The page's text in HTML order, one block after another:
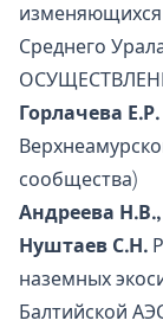
изменяющихся
Среднего
Горлачева Е.Р.
сообщества)
Андреева
Нуштаев С.Н.
наземных
Балтийской